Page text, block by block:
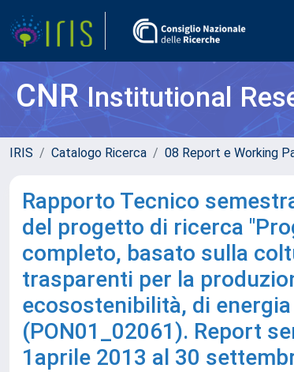
CNRInstitutional
IRIS Catalogo Ricerca 08 Report e Working
Rapporto Tecnico
del progetto di ricerca
completo, basato sulla
trasparenti per la
ecosostenibilità, di
(PON01_02061). Report
1aprile 2013 al 30